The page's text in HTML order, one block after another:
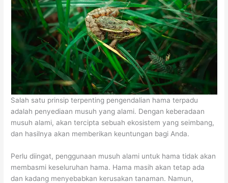
Salah satu prinsip terpenting pengendalian hama terpadu
adalah penyediaan musuh yang alami. Dengan keberadaan
musuh alami, akan tercipta sebuah ekosistem yang seimbang,
dan hasilnya akan memberikan keuntungan bagi Anda.
Perlu diingat, penggunaan musuh alami untuk hama tidak akan
membasmi keseluruhan hama. Hama masih akan tetap ada
dan kadang menyebabkan kerusakan tanaman. Namun,